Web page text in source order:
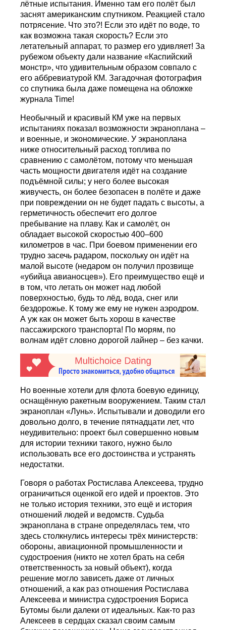
лётные испытания. Именно там его полёт был
заснят американским спутником. Реакцией стало
потрясение. Что это?! Если это идёт по воде, то
как возможна такая скорость? Если это
летательный аппарат, то размер его удивляет! За
рубежом объекту дали название «Каспийский
монстр», что удивительным образом совпало с
его аббревиатурой КМ. Загадочная фотография
со спутника была даже помещена на обложке
журнала Time!
Необычный и красивый КМ уже на первых
испытаниях показал возможности экраноплана –
и военные, и экономические. У экраноплана
ниже относительный расход топлива по
сравнению с самолётом, потому что меньшая
часть мощности двигателя идёт на создание
подъёмной силы; у него более высокая
живучесть, он более безопасен в полёте и даже
при повреждении он не будет падать с высоты, а
герметичность обеспечит его долгое
пребывание на плаву. Как и самолёт, он
обладает высокой скоростью 400–600
километров в час. При боевом применении его
трудно засечь радаром, поскольку он идёт на
малой высоте (недаром он получил прозвище
«убийца авианосцев»). Его преимущество ещё и
в том, что летать он может над любой
поверхностью, будь то лёд, вода, снег или
бездорожье. К тому же ему не нужен аэродром.
А уж как он может быть хорош в качестве
пассажирского транспорта! По морям, по
волнам идёт словно дорогой лайнер – без качки.
Но военные хотели для флота боевую единицу,
оснащённую ракетным вооружением. Таким стал
экраноплан «Лунь». Испытывали и доводили его
довольно долго, в течение пятнадцати лет, что
неудивительно: проект был совершенно новым
для истории техники такого, нужно было
использовать все его достоинства и устранять
недостатки.
Говоря о работах Ростислава Алексеева, трудно
ограничиться оценкой его идей и проектов. Это
не только история техники, это ещё и история
отношений людей и ведомств. Судьба
экраноплана в стране определялась тем, что
здесь столкнулись интересы трёх министерств:
обороны, авиационной промышленности и
судостроения (никто не хотел брать на себя
ответственность за новый объект), когда
решение могло зависеть даже от личных
отношений, а как раз отношения Ростислава
Алексеева и министра судостроения Бориса
Бутомы были далеки от идеальных. Как-то раз
Алексеев в сердцах сказал своим самым